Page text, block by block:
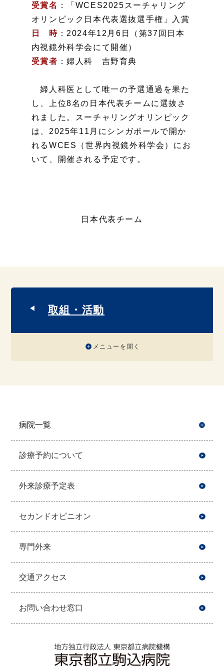
受賞名
：「WCES2025スーチャリング
オリンピック日本代表選抜選手権」入賞
日 時 ：2024年12月6日（第37回日本
内視鏡外科学会にて開催）
受賞者 ：婦人科 吉野育典
婦人科医として唯一の予選通過を果た
し、上位8名の日本代表チームに選抜さ
れました。スーチャリングオリンピック
は、2025年11月にシンガポールで開か
れるWCES（世界内視鏡外科学会）にお
いて、開催される予定です。
日本代表チーム
取組・活動
メニューを開く
病院一覧
診療予約について
外来診療予定表
セカンドオピニオン
専門外来
交通アクセス
お問い合わせ窓口